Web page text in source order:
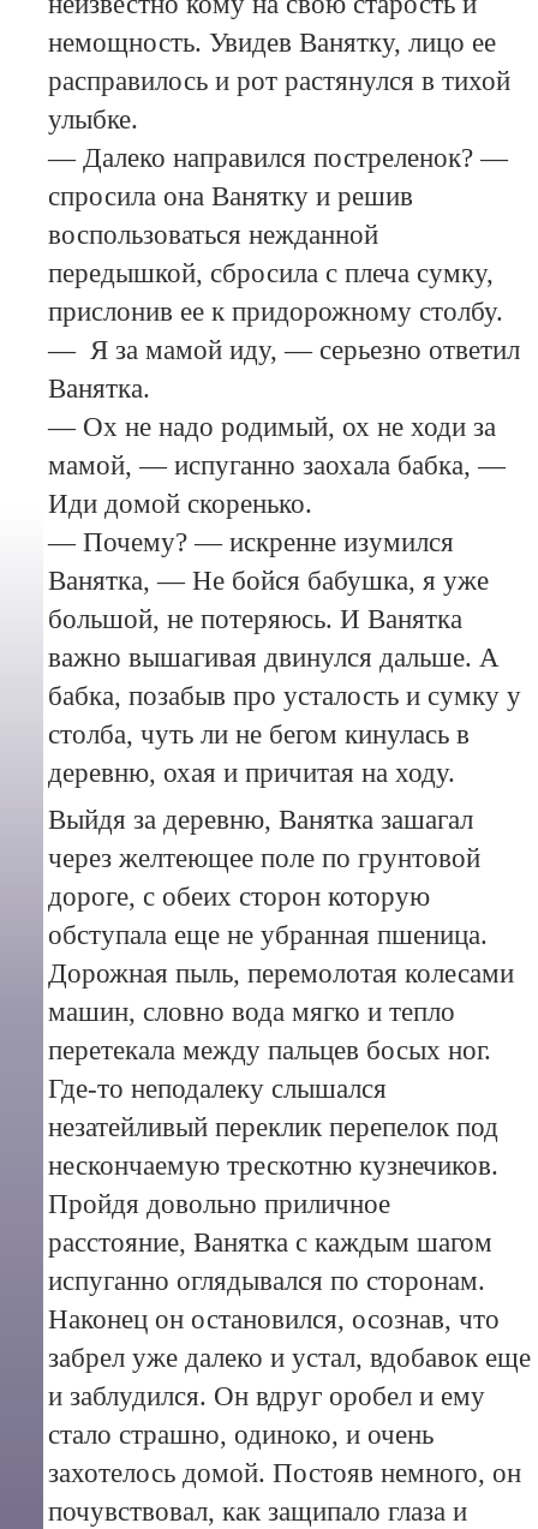
немощность. Увидев Ванятку, лицо ее
расправилось и рот растянулся в тихой
улыбке.
— Далеко направился постреленок? —
спросила она Ванятку и решив
воспользоваться нежданной
передышкой, сбросила с плеча сумку,
прислонив ее к придорожному столбу.
— Я за мамой иду, — серьезно ответил
Ванятка.
— Ох не надо родимый, ох не ходи за
мамой, — испуганно заохала бабка, —
Иди домой скоренько.
— Почему? — искренне изумился
Ванятка, — Не бойся бабушка, я уже
большой, не потеряюсь. И Ванятка
важно вышагивая двинулся дальше. А
бабка, позабыв про усталость и сумку у
столба, чуть ли не бегом кинулась в
деревню, охая и причитая на ходу.
Выйдя за деревню, Ванятка зашагал
через желтеющее поле по грунтовой
дороге, с обеих сторон которую
обступала еще не убранная пшеница.
Дорожная пыль, перемолотая колесами
машин, словно вода мягко и тепло
перетекала между пальцев босых ног.
Где-то неподалеку слышался
незатейливый переклик перепелок под
нескончаемую трескотню кузнечиков.
Пройдя довольно приличное
расстояние, Ванятка с каждым шагом
испуганно оглядывался по сторонам.
Наконец он остановился, осознав, что
забрел уже далеко и устал, вдобавок еще
и заблудился. Он вдруг оробел и ему
стало страшно, одиноко, и очень
захотелось домой. Постояв немного, он
почувствовал, как защипало глаза и